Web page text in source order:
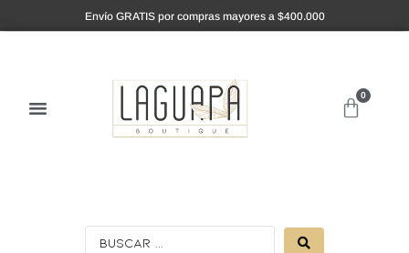
Envío GRATIS por compras mayores a $400.000
0